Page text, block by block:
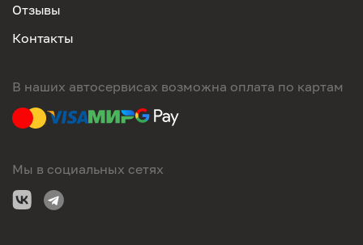
Отзывы
Контакты
В наших автосервисах возможна оплата по картам
Мы в социальных сетях